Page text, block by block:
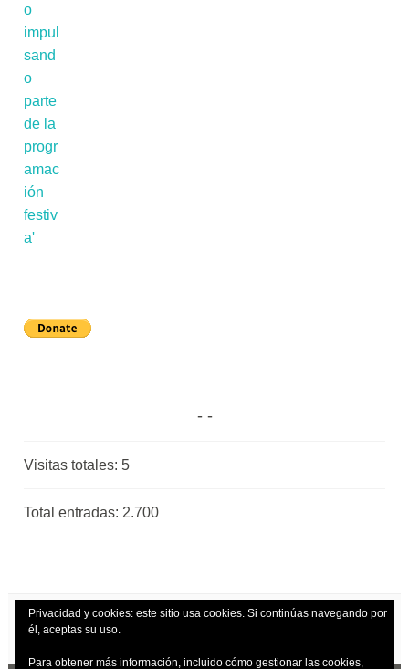
Visitas totales: 5
Total entradas: 2.700
Privacidad y cookies: este sitio usa cookies. Si continúas navegando por
él, aceptas su uso.
Para obtener más información, incluido cómo gestionar las cookies,